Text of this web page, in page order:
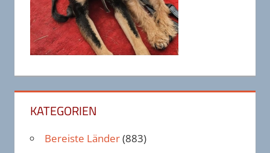
KATEGORIEN
Bereiste Länder(883)